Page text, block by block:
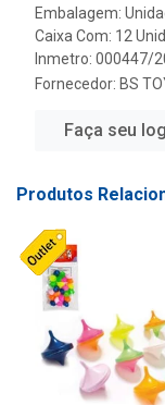
Embalagem:
Caixa Com: 12
Inmetro: 000447/
Fornecedor: BS
Faça seu
Produtos